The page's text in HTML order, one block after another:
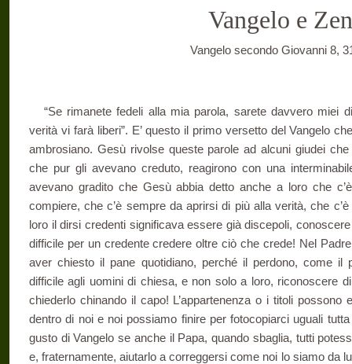
Vangelo e Zen
Vangelo secondo Giovanni 8,
“Se rimanete fedeli alla mia parola, sarete davvero miei
verità vi farà liberi”. E’ questo il primo versetto del Vangelo
ambrosiano. Gesù rivolse queste parole ad alcuni giudei
che pur gli avevano creduto, reagirono con una
avevano gradito che Gesù abbia detto anche a loro che
compiere, che c’è sempre da aprirsi di più alla verità, che
loro il dirsi credenti significava essere già discepoli,
difficile per un credente credere oltre ciò che crede! Nel
aver chiesto il pane quotidiano, perché il perdono, come il
difficile agli uomini di chiesa, e non solo a loro, riconoscere
chiederlo chinando il capo! L’appartenenza o i titoli possono
dentro di noi e noi possiamo finire per fotocopiarci uguali
gusto di Vangelo se anche il Papa, quando sbaglia, tutti
e, fraternamente, aiutarlo a correggersi come noi lo siamo da